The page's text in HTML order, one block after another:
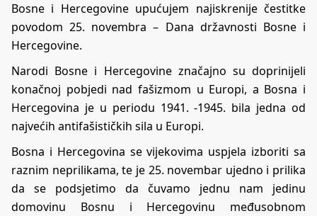
Bosne i Hercegovine upućujem najiskrenije čestitke
povodom 25. novembra – Dana državnosti Bosne i
Hercegovine.
Narodi Bosne i Hercegovine značajno su doprinijeli
konačnoj pobjedi nad fašizmom u Europi, a Bosna i
Hercegovina je u periodu 1941. -1945. bila jedna od
najvećih antifašističkih sila u Europi.
Bosna i Hercegovina se vijekovima uspjela izboriti sa
raznim neprilikama, te je 25. novembar ujedno i prilika
da se podsjetimo da čuvamo jednu nam jedinu
domovinu Bosnu i Hercegovinu međusobnom